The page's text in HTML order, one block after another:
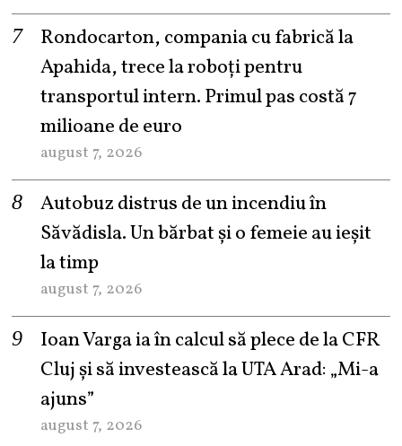
Rondocarton, compania cu fabrică la
Apahida, trece la roboți pentru
transportul intern. Primul pas costă 7
milioane de euro
august 7, 2026
Autobuz distrus de un incendiu în
Săvădisla. Un bărbat și o femeie au ieșit
la timp
august 7, 2026
Ioan Varga ia în calcul să plece de la CFR
Cluj și să investească la UTA Arad: „Mi-a
ajuns”
august 7, 2026